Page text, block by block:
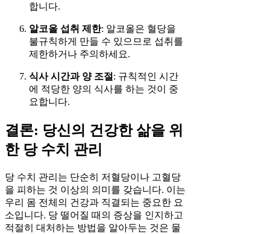
합니다.
알코올 섭취 제한: 알코올은 혈당을
불규칙하게 만들 수 있으므로 섭취를
제한하거나 주의하세요.
식사 시간과 양 조절 : 규칙적인 시간
에 적당한 양의 식사를 하는 것이 중
요합니다.
결론: 당신의 건강한 삶을 위
한 당 수치 관리
당 수치 관리는 단순히 저혈당이나 고혈당
을 피하는 것 이상의 의미를 갖습니다. 이는
우리 몸 전체의 건강과 직결되는 중요한 요
소입니다. 당 떨어질 때의 증상을 인지하고
적절히 대처하는 방법을 알아두는 것은 물